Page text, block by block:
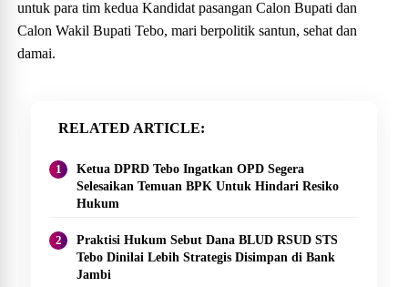
untuk para tim kedua Kandidat pasangan Calon Bupati dan
Calon Wakil Bupati Tebo, mari berpolitik santun, sehat dan
damai.
RELATED ARTICLE
Ketua DPRD Tebo Ingatkan OPD Segera
Selesaikan Temuan BPK Untuk Hindari Resiko
Hukum
Praktisi Hukum Sebut Dana BLUD RSUD STS
Tebo Dinilai Lebih Strategis Disimpan di Bank
Jambi